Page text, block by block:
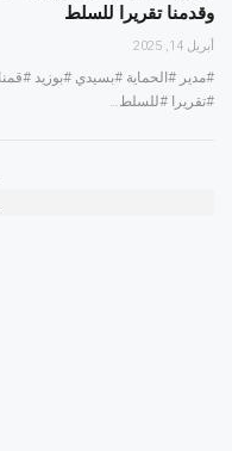
وقدمنا تقريرا للسلط
أبريل 14, 2025
#مدير #الحماية #بسيدي #بوزيد
#تقريرا #للسلط…